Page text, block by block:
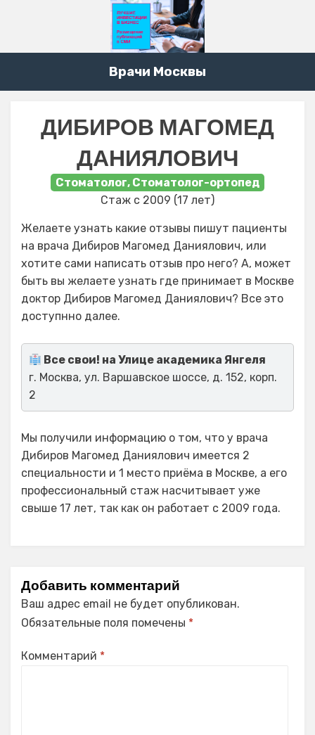
Врачи Москвы
ДИБИРОВ МАГОМЕД
ДАНИЯЛОВИЧ
Стоматолог, Стоматолог-ортопед
Стаж с 2009 (17 лет)
Желаете узнать какие отзывы пишут пациенты
на врача Дибиров Магомед Даниялович, или
хотите сами написать отзыв про него? А, может
быть вы желаете узнать где принимает в Москве
доктор Дибиров Магомед Даниялович? Все это
доступнно далее.
Все свои! на Улице академика Янгеля
г. Москва, ул. Варшавское шоссе, д. 152, корп.
2
Мы получили информацию о том, что у врача
Дибиров Магомед Даниялович имеется 2
специальности и 1 место приёма в Москве, а его
профессиональный стаж насчитывает уже
свыше 17 лет, так как он работает с 2009 года.
Добавить комментарий
Ваш адрес email не будет опубликован.
Обязательные поля помечены *
Комментарий *